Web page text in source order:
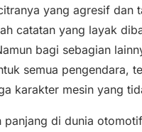
yang agresif dan
catatan yang layak
bagi sebagian
semua pengendara,
karakter mesin yang
panjang di dunia